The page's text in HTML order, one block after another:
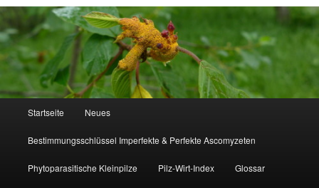
Startseite Neues
Bestimmungsschlüssel Imperfekte & Perfekte Ascomyzeten
Phytoparasitische Kleinpilze Pilz-Wirt-Index Glossar